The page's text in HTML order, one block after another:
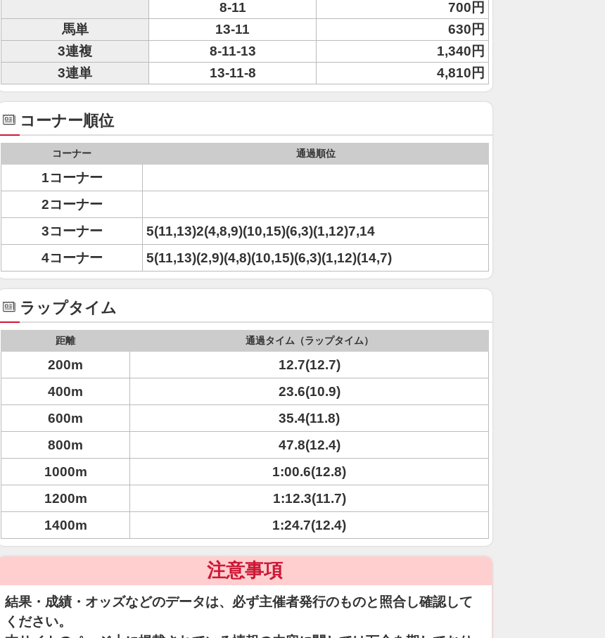
8-11
700円
馬単
13-11
630円
3連複
8-11-13
1,340円
3連単
13-11-8 4,810円
コーナー順位
コーナー 通過順位
1コーナー
2コーナー
3コーナー
5(11,13)2(4,8,9)(10,15)(6,3)(1,12)7,14
4コーナー
5(11,13)(2,9)(4,8)(10,15)(6,3)(1,12)(14,7)
ラップタイム
距離 通過タイム（ラップタイム）
200m
12.7(12.7)
400m
23.6(10.9)
600m
35.4(11.8)
800m
47.8(12.4)
1000m
1:00.6(12.8)
1200m
1:12.3(11.7)
1400m
1:24.7(12.4)
注意事項
結果・成績・オッズなどのデータは、必ず主催者発行のものと照合し確認して
ください。